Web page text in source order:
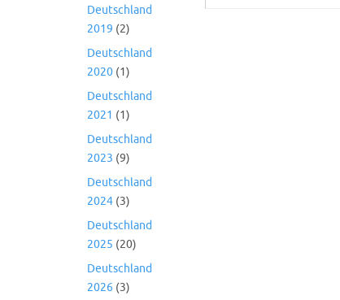
Deutschland
2019 (2)
Deutschland
2020 (1)
Deutschland
2021 (1)
Deutschland
2023 (9)
Deutschland
2024 (3)
Deutschland
2025 (20)
Deutschland
2026 (3)